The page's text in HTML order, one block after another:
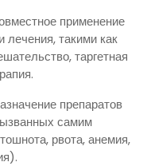
применение
такими как
таргетная
препаратов
самим
рвота, анемия,